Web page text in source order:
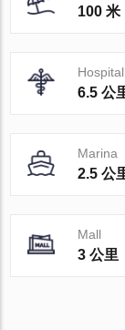
100 米
Hospital
6.5 公
Marina
2.5 公
Mall
3 公里